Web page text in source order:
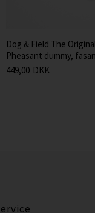
Dog & Field The
Pheasant dummy,
449,00 DKK